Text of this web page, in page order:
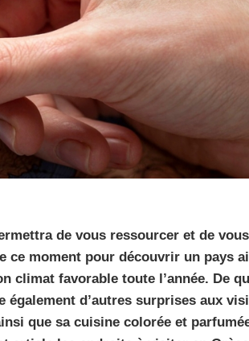
de vous ressourcer et de
ce moment pour découvrir un pays
climat favorable toute l’année. De
également d’autres surprises aux
que sa cuisine colorée et